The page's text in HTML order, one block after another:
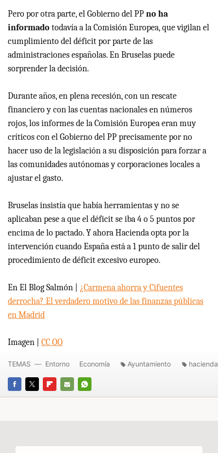
Pero por otra parte, el Gobierno del PPno ha
informado todavía a la Comisión Europea, que vigilan el
cumplimiento del déficit por parte de las
administraciones españolas. En Bruselas puede
sorprender la decisión.
Durante años, en plena recesión, con un rescate
financiero y con las cuentas nacionales en números
rojos, los informes de la Comisión Europea eran muy
críticos con el Gobierno del PP precisamente por no
hacer uso de la legislación a su disposición para forzar a
las comunidades autónomas y corporaciones locales a
ajustar el gasto.
Bruselas insistía que había herramientas y no se
aplicaban pese a que el déficit se iba 4 o 5 puntos por
encima de lo pactado. Y ahora Hacienda opta por la
intervención cuando España está a 1 punto de salir del
procedimiento de déficit excesivo europeo.
En El Blog Salmón | ¿Carmena ahorra y Cifuentes
derrocha? El verdadero motivo de las finanzas públicas
en Madrid
Imagen | CC OO
FACEBOOK
TWITTERFLIPBOARD
E-
WHATSAPP
TEMAS Entorno Economía Ayuntamiento hacienda